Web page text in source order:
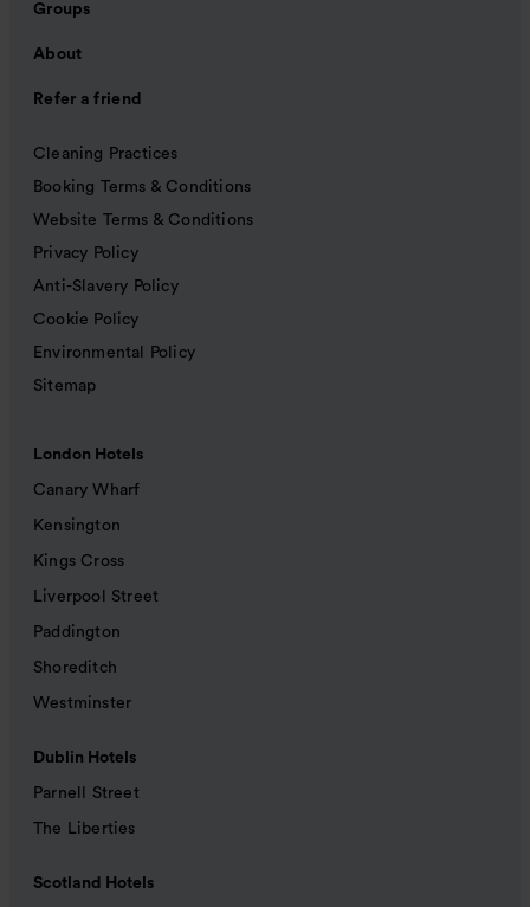
Groups
About
Refer a friend
Cleaning Practices
Booking Terms & Conditions
Website Terms & Conditions
Privacy Policy
Anti-Slavery Policy
Cookie Policy
Environmental Policy
Sitemap
London Hotels
Canary Wharf
Kensington
Kings Cross
Liverpool Street
Paddington
Shoreditch
Westminster
Dublin Hotels
Parnell Street
The Liberties
Scotland Hotels